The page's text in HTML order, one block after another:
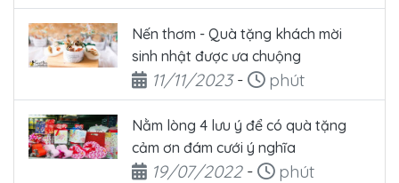
Nến thơm - Quà tặng khách mời
sinh nhật được ưa chuộng
Ngày đăng
11/11/2023- Thời gian đọc
phút
Nằm lòng 4 lưu ý để có quà tặng
cảm ơn đám cưới ý nghĩa
Ngày đăng
19/07/2022- Thời gian đọc
phút